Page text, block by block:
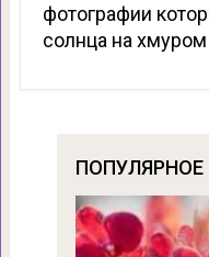
фотографии
солнца на
ПОПУЛЯРНОЕ